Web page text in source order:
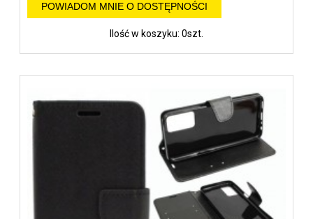
POWIADOM MNIE O DOSTĘPNOŚCI
Ilość w koszyku: 0szt.